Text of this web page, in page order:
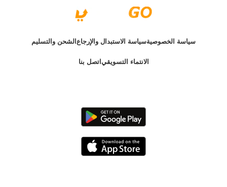
سياسة الخصوصيةسياسة الاستبدال والإرجاع الشحن والتسليم
الانتماء التسويقي اتصل بنا